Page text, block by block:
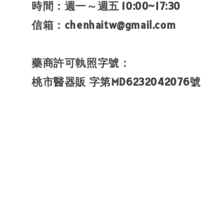
時間：週一～週五 10:00~17:30
信箱：chenhaitw@gmail.com
藥商許可執照字號：
桃市醫器販 字第MD6232042076號